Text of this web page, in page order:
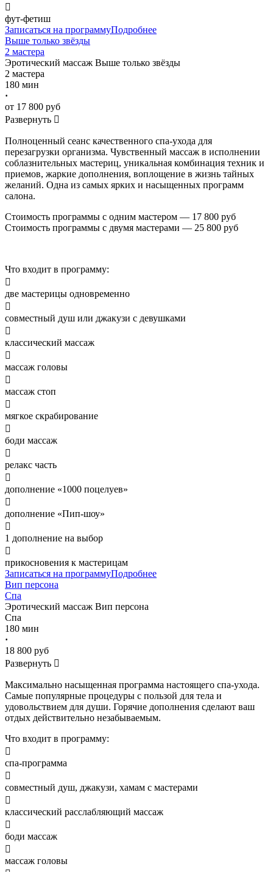

фут-фетиш
Записаться на программуПодробнее
Выше только звёзды
2 мастера
Эротический массаж Выше только звёзды
2 мастера
180 мин
·
от 17 800 руб
Развернуть 
Полноценный сеанс качественного спа-ухода для
перезагрузки организма. Чувственный массаж в исполнении
соблазнительных мастериц, уникальная комбинация техник и
приемов, жаркие дополнения, воплощение в жизнь тайных
желаний. Одна из самых ярких и насыщенных программ
салона.
Стоимость программы с одним мастером — 17 800 руб
Стоимость программы с двумя мастерами — 25 800 руб
Что входит в программу:

две мастерицы одновременно

совместный душ или джакузи с девушками

классический массаж

массаж головы

массаж стоп

мягкое скрабирование

боди массаж

релакс часть

дополнение «1000 поцелуев»

дополнение «Пип-шоу»

1 дополнение на выбор

прикосновения к мастерицам
Записаться на программуПодробнее
Вип персона
Спа
Эротический массаж Вип персона
Спа
180 мин
·
18 800 руб
Развернуть 
Максимально насыщенная программа настоящего спа-ухода.
Самые популярные процедуры с пользой для тела и
удовольствием для души. Горячие дополнения сделают ваш
отдых действительно незабываемым.
Что входит в программу:

спа-программа

совместный душ, джакузи, хамам с мастерами

классический расслабляющий массаж

боди массаж

массаж головы